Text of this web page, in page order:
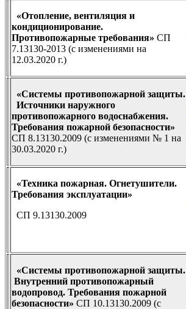
«Отопление, вентиляция и
кондиционирование.
Противопожарные требования» СП
7.13130-2013 (с изменениями на
12.03.2020 г.)
«Системы противопожарной защиты.
Источники наружного
противопожарного водоснабжения.
Требования пожарной безопасности»
СП 8.13130.2009 (с изменениями № 1 на
30.03.2020 г.)
«Техника пожарная. Огнетушители.
Требования эксплуатации»
СП 9.13130.2009
«Системы противопожарной защиты.
Внутренний противопожарный
водопровод. Требования пожарной
безопасности» СП 10.13130.2009 (с